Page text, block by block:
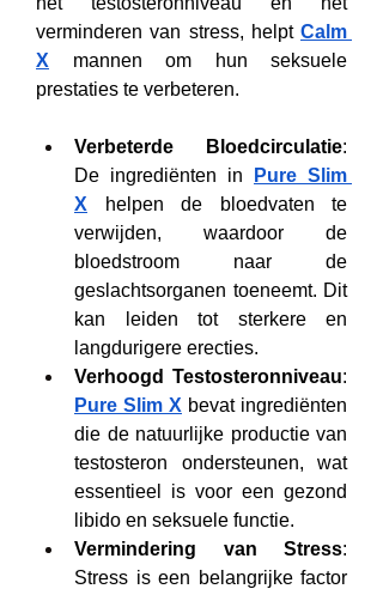
verminderen van stress, helpt Calm
X mannen om hun seksuele
prestaties te verbeteren.
Verbeterde Bloedcirculatie:
De ingrediënten in
Pure Slim
X helpen de bloedvaten te
verwijden, waardoor de
bloedstroom naar de
geslachtsorganen toeneemt. Dit
kan leiden tot sterkere en
langdurigere erecties.
Verhoogd Testosteronniveau
Pure Slim X bevat ingrediënten
die de natuurlijke productie van
testosteron ondersteunen, wat
essentieel is voor een gezond
libido en seksuele functie.
Vermindering van Stress:
Stress is een belangrijke factor